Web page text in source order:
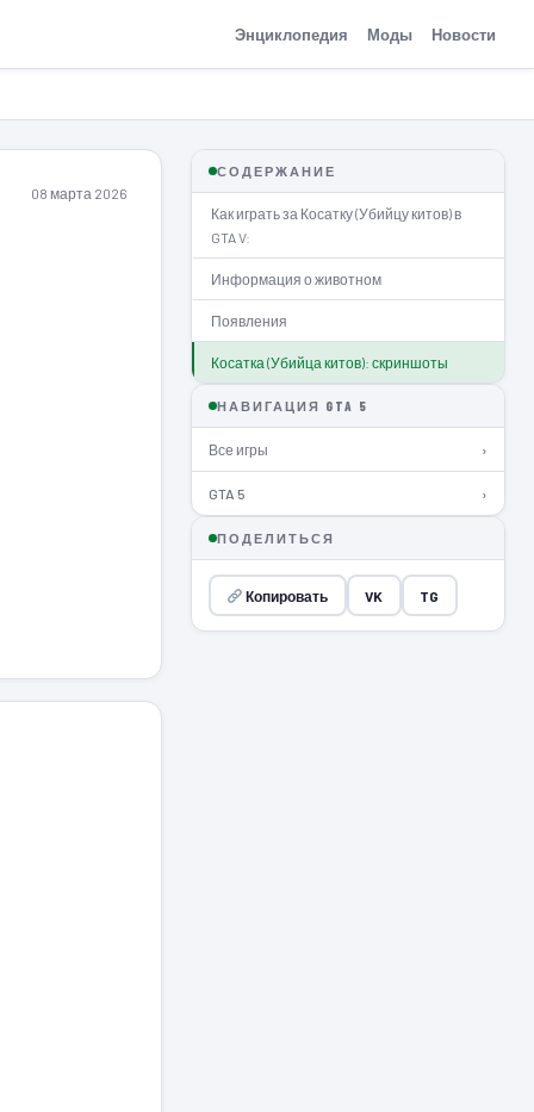
Энциклопедия Моды Новости
08 марта 2026
СОДЕРЖАНИЕ
Как играть за Косатку (Убийцу китов) в
GTA V:
Информация о животном
Появления
Косатка (Убийца китов): скриншоты
НАВИГАЦИЯ GTA 5
Все игры ›
GTA 5 ›
ПОДЕЛИТЬСЯ
Копировать VK TG